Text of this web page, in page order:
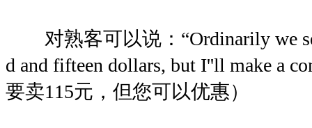
对熟客可以说：“Ordinarily we
d and fifteen dollars, but I''ll make a
要卖115元，但您可以优惠）